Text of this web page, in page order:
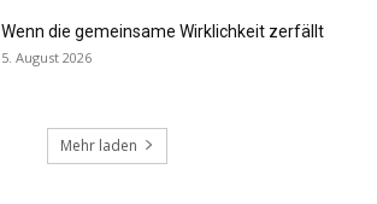
Wenn die gemeinsame Wirklichkeit zerfällt
5. August 2026
Mehr laden